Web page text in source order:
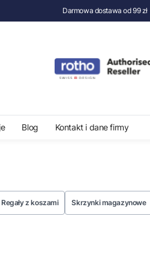
Darmowa dostawa od 99 zł
Blog Kontakt i dane firmy
Regały z koszami Skrzynki magazynowe